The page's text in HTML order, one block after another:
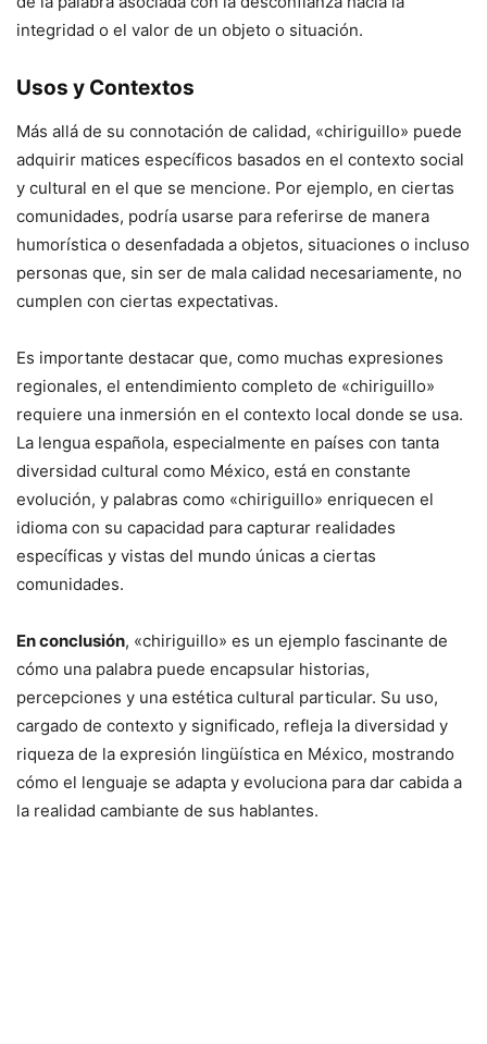
integridad o el valor de un objeto o situación.
Usos y Contextos
Más allá de su connotación de calidad, «chiriguillo» puede
adquirir matices específicos basados en el contexto social
y cultural en el que se mencione. Por ejemplo, en ciertas
comunidades, podría usarse para referirse de manera
humorística o desenfadada a objetos, situaciones o incluso
personas que, sin ser de mala calidad necesariamente, no
cumplen con ciertas expectativas.
Es importante destacar que, como muchas expresiones
regionales, el entendimiento completo de «chiriguillo»
requiere una inmersión en el contexto local donde se usa.
La lengua española, especialmente en países con tanta
diversidad cultural como México, está en constante
evolución, y palabras como «chiriguillo» enriquecen el
idioma con su capacidad para capturar realidades
específicas y vistas del mundo únicas a ciertas
comunidades.
En conclusión, «chiriguillo» es un ejemplo fascinante de
cómo una palabra puede encapsular historias,
percepciones y una estética cultural particular. Su uso,
cargado de contexto y significado, refleja la diversidad y
riqueza de la expresión lingüística en México, mostrando
cómo el lenguaje se adapta y evoluciona para dar cabida a
la realidad cambiante de sus hablantes.